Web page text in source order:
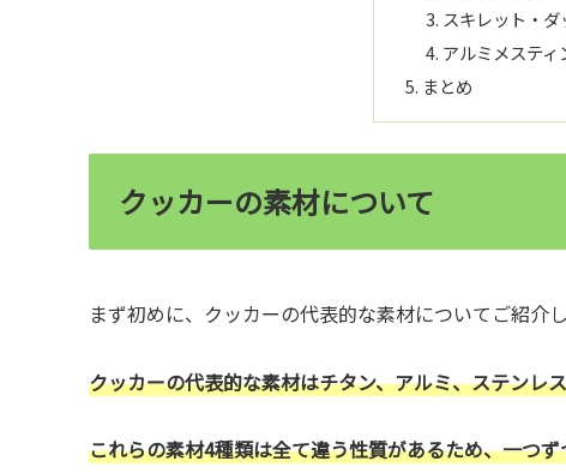
スキレット・
アルミメスティ
まとめ
クッカーの素材について
まず初めに、クッカーの代表的な素材についてご紹介し
クッカーの代表的な素材はチタン、アルミ、ステンレ
これらの素材4種類は全て違う性質があるため、一つ